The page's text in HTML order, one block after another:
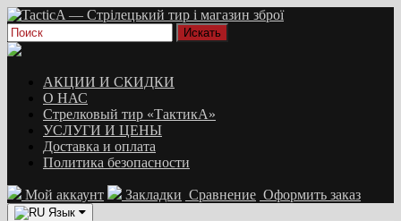
АКЦИИ И СКИДКИ
О НАС
Стрелковый тир «ТактикА»
УСЛУГИ И ЦЕНЫ
Доставка и оплата
Политика безопасности
Мой аккаунт Закладки Сравнение Оформить заказ
Язык